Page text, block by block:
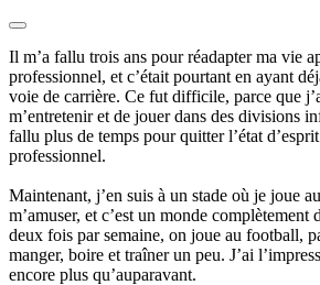
Il m’a fallu trois ans pour réadapter ma vie
professionnel, et c’était pourtant en ayant
voie de carrière. Ce fut difficile, parce que
m’entretenir et de jouer dans des divisions
fallu plus de temps pour quitter l’état
professionnel.
Maintenant, j’en suis à un stade où je joue
m’amuser, et c’est un monde
deux fois par semaine, on joue au football,
manger, boire et traîner un peu. J’ai
encore plus qu’auparavant.